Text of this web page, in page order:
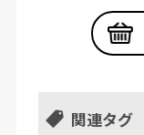
関連タグ